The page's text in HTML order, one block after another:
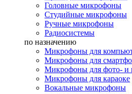
Головные микрофоны
Студийные микрофоны
Ручные микрофоны
Радиосистемы
по назначению
Микрофоны для
Микрофоны для
Микрофоны для фото- и
Микрофоны для караоке
Вокальные микрофоны